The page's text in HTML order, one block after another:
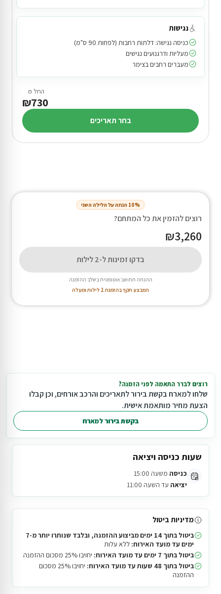
נגישות
כניסה נגישה: דלתות רחבות (לפחות 90 ס"מ)
מעליות ודרגנועים נגישים
מעברים רחבים בצימר
החל מ
₪730
בחר תאריכים
10% הנחה על הלילה השני
רוצים להזמין את כל המתחם?
₪3,260
בדקו זמינות ל-2 לילות
ההנחה תחושב אוטומטית בשלב ההזמנה
המבצע תקף בהזמנת 2 לילות ומעלה
רוצים לברר התאמה לפני הזמנה?
שלחו למארח בקשת בירור לתאריכים והרכב אורחים, וכן קבלו
הצעת מחיר מותאמת אישית.
בקשת בירור למארח
שעות כניסה ויציאה
כניסה משעה 15:00
יציאה עד השעה 11:00
מדיניות ביטול
ביטול בתוך 14 ימים מביצוע ההזמנה, ובלבד שנותרו יותר מ-7
ימים עד מועד האירוח: ללא עלות
ביטול בתוך 7 ימים עד מועד האירוח:
יחויבו 25% מסכום ההזמנה
ביטול בתוך 48 שעות עד מועד האירוח:
יחויבו 25% מסכום
ההזמנה